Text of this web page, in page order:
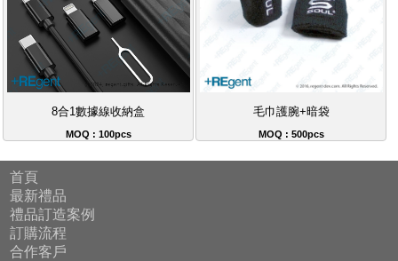
8合1數據線收納盒
MOQ : 100pcs
毛巾護腕+暗袋
MOQ : 500pcs
首頁
最新禮品
禮品訂造案例
訂購流程
合作客戶